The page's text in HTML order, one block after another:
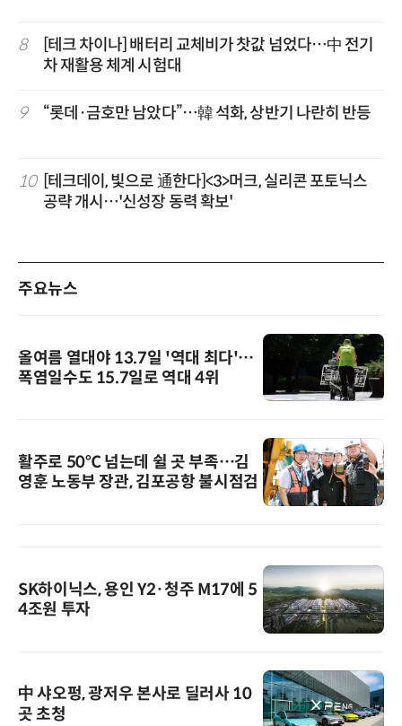
8
[테크 차이나] 배터리 교체비가 찻값 넘었다…中 전기
차 재활용 체계 시험대
9 “롯데·금호만 남았다”…韓 석화, 상반기 나란히 반등
10
[테크데이, 빛으로 通한다]<3>머크, 실리콘 포토닉스
공략 개시…'신성장 동력 확보'
주요뉴스
올여름 열대야 13.7일 '역대 최다'…
폭염일수도 15.7일로 역대 4위
활주로 50℃ 넘는데 쉴 곳 부족…김
영훈 노동부 장관, 김포공항 불시점검
SK하이닉스, 용인 Y2·청주 M17에 5
4조원 투자
中 샤오펑, 광저우 본사로 딜러사 10
곳 초청